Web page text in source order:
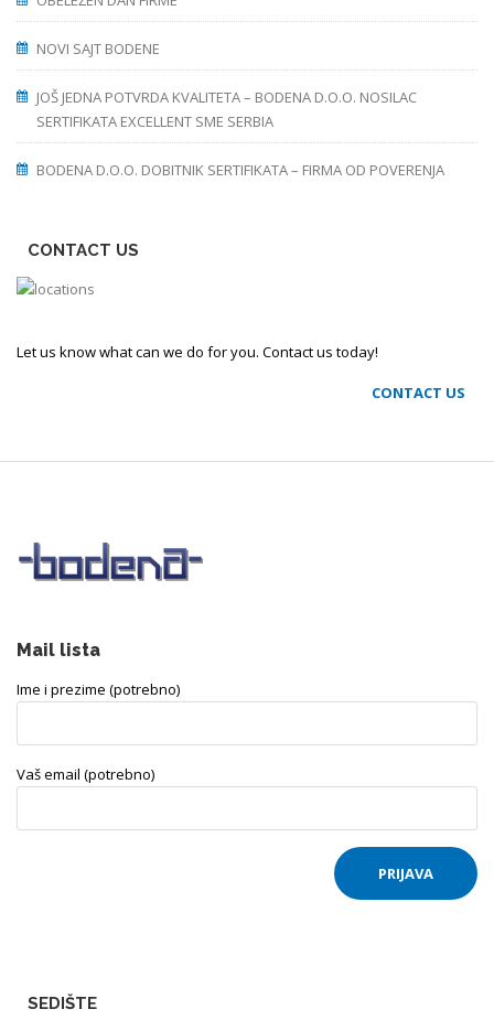
NOVI SAJT BODENE
JOŠ JEDNA POTVRDA KVALITETA – BODENA D.O.O. NOSILAC
SERTIFIKATA EXCELLENT SME SERBIA
BODENA D.O.O. DOBITNIK SERTIFIKATA – FIRMA OD POVERENJA
CONTACT US
Let us know what can we do for you. Contact us today!
CONTACT US
Mail lista
Ime i prezime (potrebno)
Vaš email (potrebno)
SEDIŠTE